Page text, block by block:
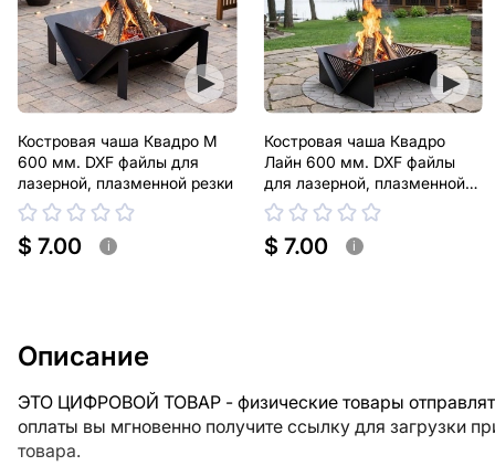
Костровая чаша Квадро М
600 мм. DXF файлы для
лазерной, плазменной резки
$ 7.00 i
Костровая чаша Квадро
Лайн 600 мм. DXF файлы
для лазерной, плазменной
резки
$ 7.00 i
Описание
ЭТО ЦИФРОВОЙ ТОВАР - физические товары
оплаты вы мгновенно получите ссылку для загрузки
товара.